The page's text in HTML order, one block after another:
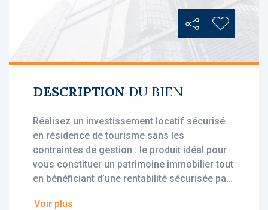
PartagerAjouter
DESCRIPTION DU BIEN
Réalisez un investissement locatif sécurisé
en résidence de tourisme sans les
contraintes de gestion : le produit idéal pour
vous constituer un patrimoine immobilier tout
en bénéficiant d’une rentabilité sécurisée par
Voir plus